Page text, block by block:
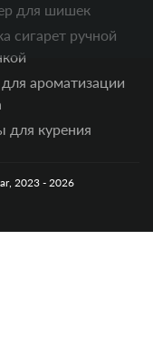
для шишек
сигарет ручной
ароматизации
для курения
2023 - 2026